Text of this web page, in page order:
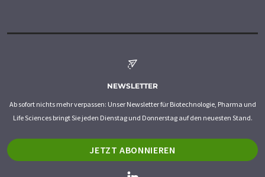
NEWSLETTER
Ab sofort nichts mehr verpassen: Unser Newsletter für Biotechnologie, Pharma und
Life Sciences bringt Sie jeden Dienstag und Donnerstag auf den neuesten Stand.
JETZT ABONNIEREN